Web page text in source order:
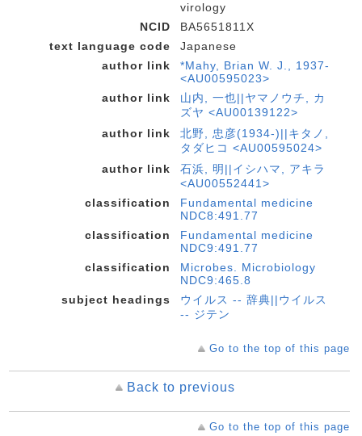
virology
NCID
BA5651811X
text language code
Japanese
author link
*Mahy, Brian W. J., 1937-
<AU00595023>
author link
山内, 一也||ヤマノウチ, カ
ズヤ <AU00139122>
author link
北野, 忠彦(1934-)||キタノ,
タダヒコ <AU00595024>
author link
石浜, 明||イシハマ, アキラ
<AU00552441>
classification
Fundamental medicine
NDC8:491.77
classification
Fundamental medicine
NDC9:491.77
classification
Microbes. Microbiology
NDC9:465.8
subject headings
ウイルス -- 辞典||ウイルス
-- ジテン
Go to the top of this page
Back to previous
Go to the top of this page